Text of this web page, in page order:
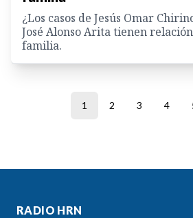
¿Los casos de Jesús Omar
José Alonso Arita tienen
familia.
1 2 3 4
RADIO HRN